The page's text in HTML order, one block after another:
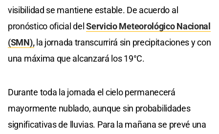
visibilidad se mantiene estable. De acuerdo al
pronóstico oficial delServicio Meteorológico Nacional
(SMN),la jornada transcurrirá sin precipitaciones y con
una máxima que alcanzará los 19°C.
Durante toda la jornada el cielo permanecerá
mayormente nublado, aunque sin probabilidades
significativas de lluvias. Para la mañana se prevé una